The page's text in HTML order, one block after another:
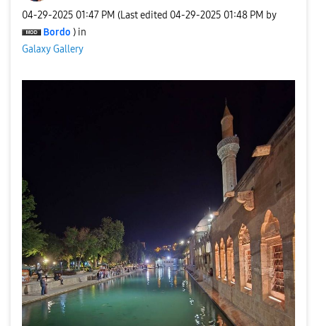
‎04-29-2025 01:47 PM (Last edited ‎04-29-2025 01:48 PM by
Bordo ) in
Galaxy Gallery